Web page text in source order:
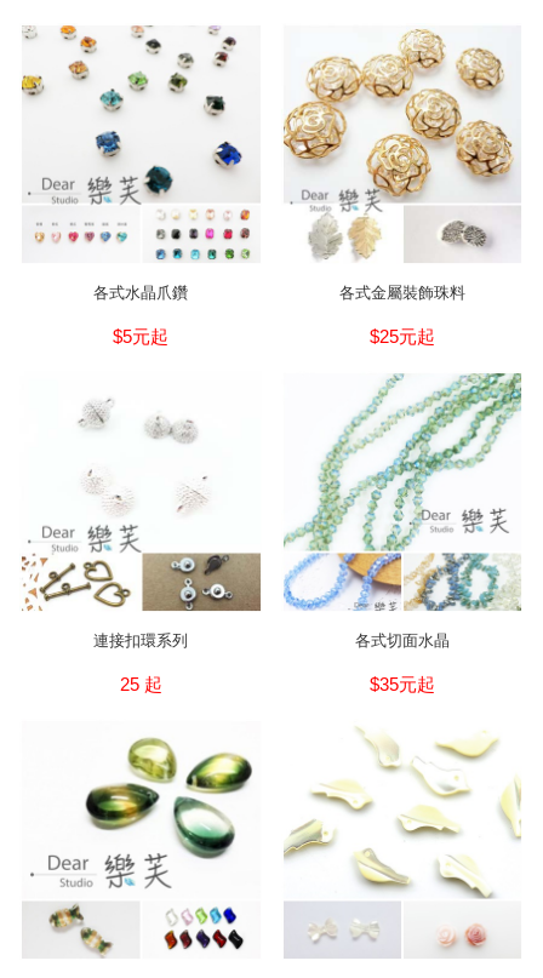
各式水晶爪鑽
$5元起
各式金屬裝飾珠料
$25元起
連接扣環系列
25 起
各式切面水晶
$35元起